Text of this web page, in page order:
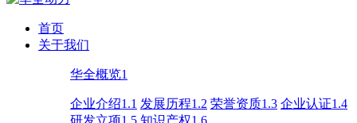
首页
关于我们
华全概览1
企业介绍1.1 发展历程1.2 荣誉资质1.3 企业认证1.4
研发立项1.5 知识产权1.6